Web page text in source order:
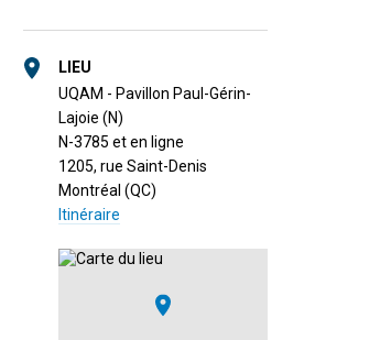
LIEU
UQAM - Pavillon Paul-Gérin-
Lajoie (N)
N-3785 et en ligne
1205, rue Saint-Denis
Montréal (QC)
Itinéraire